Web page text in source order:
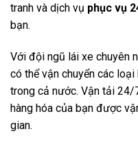
tranh và dịch vụ phục vụ
bạn.
Với đội ngũ lái xe chuyên
có thể vận chuyển các
trong cả nước. Vận tải
hàng hóa của bạn được
gian.